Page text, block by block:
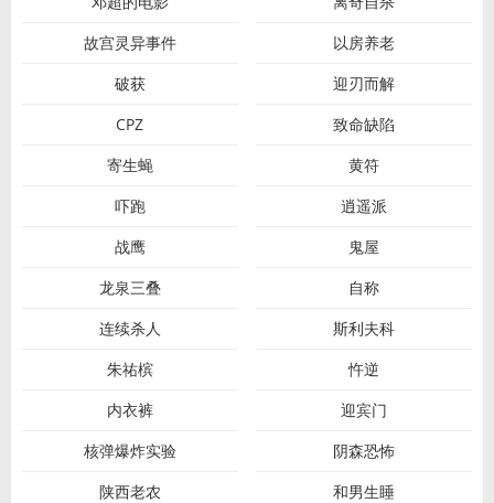
故宫灵异事件
以房养老
破获
迎刃而解
CPZ
致命缺陷
寄生蝇
黄符
吓跑
逍遥派
战鹰
鬼屋
龙泉三叠
自称
连续杀人
斯利夫科
朱祐槟
忤逆
内衣裤
迎宾门
核弹爆炸实验
阴森恐怖
陕西老农
和男生睡